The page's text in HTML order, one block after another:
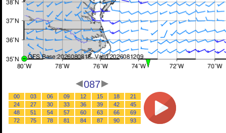
087
00 03 06 09 12 15 18
21
24
27 30 33 36 39 42
45
48
51 54 57 60 63 66
69
72
75 78 81 84 87 90 93